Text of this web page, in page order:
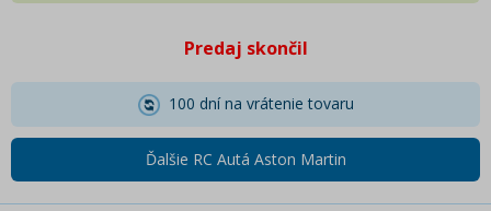
Predaj skončil
100 dní na vrátenie tovaru
Ďalšie RC Autá Aston Martin